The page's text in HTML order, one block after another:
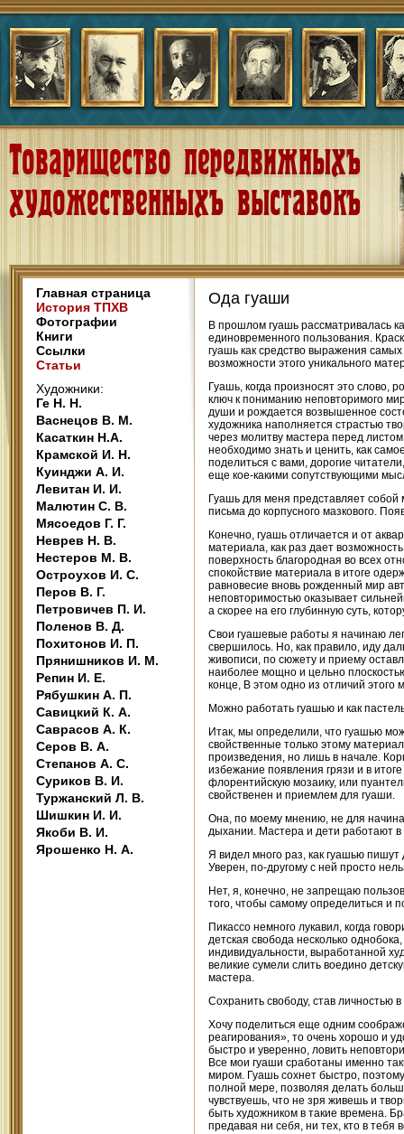
Главная страница
История ТПХВ
Фотографии
Книги
Ссылки
Статьи
Художники:
Ге Н. Н.
Васнецов В. М.
Касаткин Н.А.
Крамской И. Н.
Куинджи А. И.
Левитан И. И.
Малютин С. В.
Мясоедов Г. Г.
Неврев Н. В.
Нестеров М. В.
Остроухов И. С.
Перов В. Г.
Петровичев П. И.
Поленов В. Д.
Похитонов И. П.
Прянишников И. М.
Репин И. Е.
Рябушкин А. П.
Савицкий К. А.
Саврасов А. К.
Серов В. А.
Степанов А. С.
Суриков В. И.
Туржанский Л. В.
Шишкин И. И.
Якоби В. И.
Ярошенко Н. А.
Ода гуаши
В прошлом гуашь рассматривалась
единовременного пользования.
гуашь как средство выражения
возможности этого уникального
Гуашь, когда произносят это слово,
ключ к пониманию неповторимого
души и рождается возвышенное
художника наполняется страстью
через молитву мастера перед
необходимо знать и ценить, как
поделиться с вами, дорогие
еще кое-какими сопутствующими
Гуашь для меня представляет
письма до корпусного мазкового.
Конечно, гуашь отличается и от
материала, как раз дает
поверхность благородная во всех
спокойствие материала в итоге
равновесие вновь рожденный мир
неповторимостью оказывает
а скорее на его глубинную суть,
Свои гуашевые работы я начинаю
свершилось. Но, как правило, иду
живописи, по сюжету и приему
наиболее мощно и цельно
конце, В этом одно из отличий этого
Можно работать гуашью и как
Итак, мы определили, что гуашью
свойственные только этому
произведения, но лишь в начале.
избежание появления грязи и в
флорентийскую мозаику, или
свойственен и приемлем для гуаши.
Она, по моему мнению, не для
дыхании. Мастера и дети работают в
Я видел много раз, как гуашью пишут
Уверен, по-другому с ней просто
Нет, я, конечно, не запрещаю
того, чтобы самому определиться и
Пикассо немного лукавил, когда
детская свобода несколько
индивидуальности, выработанной
великие сумели слить воедино
мастера.
Сохранить свободу, став личностью
Хочу поделиться еще одним
реагирования», то очень хорошо и
быстро и уверенно, ловить
Все мои гуаши сработаны именно
миром. Гуашь сохнет быстро,
полной мере, позволяя делать
чувствуешь, что не зря живешь и
быть художником в такие времена.
предавая ни себя, ни тех, кто в тебя